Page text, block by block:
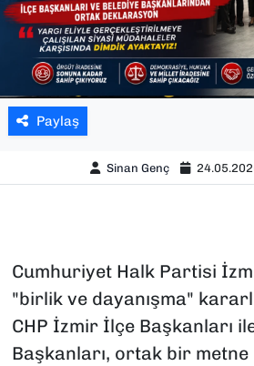
Paylaş
Sinan Genç
Cumhuriyet Halk Partisi
"birlik ve dayanışma"
CHP İzmir İlçe Başkanları
Başkanları, ortak bir